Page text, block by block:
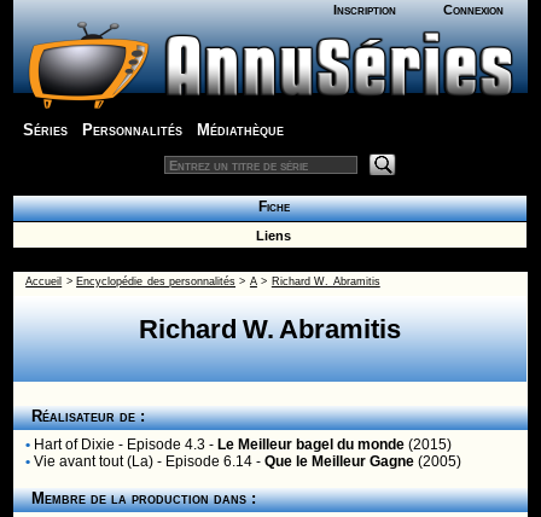
Inscription Connexion
Séries Personnalités Médiathèque
Fiche
Liens
Accueil > Encyclopédie des personnalités > A> Richard W. Abramitis
Richard W. Abramitis
Réalisateur de :
• Hart of Dixie - Episode 4.3 - Le Meilleur bagel du monde (2015)
• Vie avant tout (La) - Episode 6.14 -Que le Meilleur Gagne (2005)
Membre de la production dans :